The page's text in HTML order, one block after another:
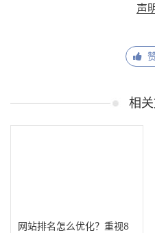
声
相
网站排名怎么优化？重视8